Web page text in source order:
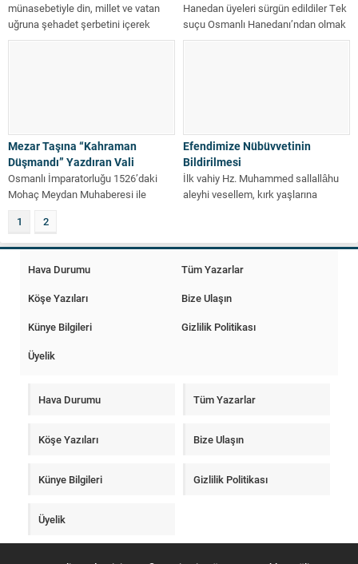
münasebetiyle din, millet ve vatan
uğruna şehadet şerbetini içerek
aramızdan ayrılan,...
Hanedan üyeleri sürgün edildiler Tek
suçu Osmanlı Hanedanı’ndan olmak
olan 164 kişi, 3 Mart 1924’de...
Mezar Taşına “Kahraman
Düşmandı” Yazdıran Vali
Osmanlı İmparatorluğu 1526’daki
Mohaç Meydan Muhaberesi ile
kaldırdıktan sonra, ülkeyi yavaş
yavaş...
Efendimize Nübüvvetinin
Bildirilmesi
İlk vahiy Hz. Muhammed sallallâhu
aleyhi vesellem, kırk yaşlarına
1 2
Hava Durumu
Tüm Yazarlar
Köşe Yazıları
Bize Ulaşın
Künye Bilgileri
Gizlilik Politikası
Üyelik
Hava Durumu Tüm Yazarlar
Köşe Yazıları Bize Ulaşın
Künye Bilgileri Gizlilik Politikası
Üyelik